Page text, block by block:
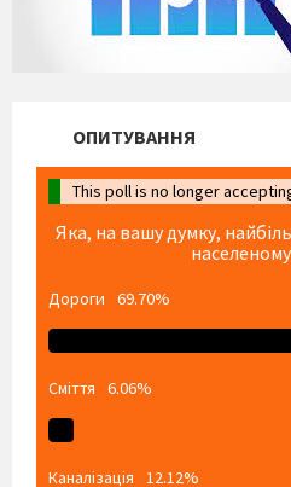
ОПИТУВАННЯ
This poll is no longer
Яка, на вашу думку,
Дороги 69.70%
Сміття 6.06%
Каналізація 12.12%